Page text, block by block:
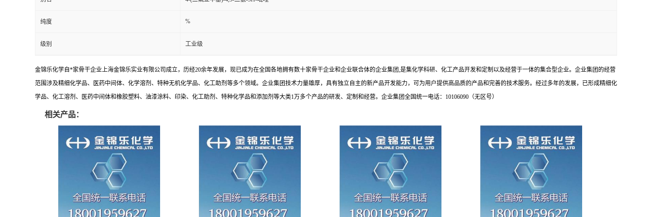
纯度 %
级别 工业级
金锦乐化学自*家骨干企业上海金锦乐实业有限公司成立，历经20余年发展，现已成为在全国各地拥有数十家骨干企业和企业联合体的企业集团,是集化学科研、化工产品开发和定制以及经营于一体的集合型企业。企业集团的经营
范围涉及精细化学品、医药中间体、化学溶剂、特种无机化学品、化工助剂等多个领域。企业集团技术力量雄厚，具有独立自主的新产品开发能力，可为用户提供高品质的产品和完善的技术服务。经过多年的发展，已形成精细化
学品、化工溶剂、医药中间体和橡胶塑料、油漆涂料、印染、化工助剂、特种化学品和添加剂等大类1万多个产品的研发、定制和经营。企业集团全国统一电话：10106090（无区号）
相关产品：